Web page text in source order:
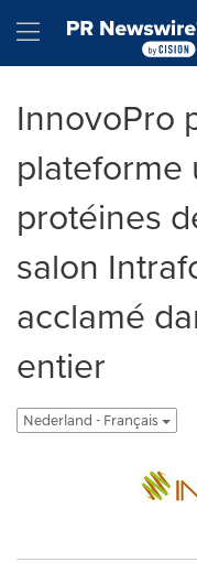
Hamburger
InnovoPro
plateforme
protéines
salon
acclamé
entier
Nederland - Français